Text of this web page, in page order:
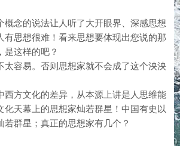
概念的说法让人听了大开眼界、深感思想
有思想很难！看来思想要体现出您说的那
是这样的吧？
太容易。否则思想家就不会成了这个泱泱
西方文化的差异，从本源上讲是人思维能
化天幕上的思想家灿若群星！中国有史以
若群星；真正的思想家有几个？